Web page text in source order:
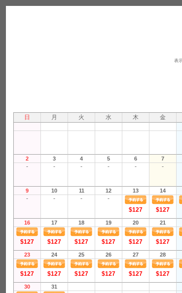
表
日 月 火 水 木 金
2 3 4 5 6 7
- - - - - -
9 10 11 12 13 14
- - -
-
$127
$127
16 17 18 19 20 21
$127 $127 $127 $127 $127 $127
23 24 25 26 27 28
$127 $127 $127 $127 $127 $127
30 31